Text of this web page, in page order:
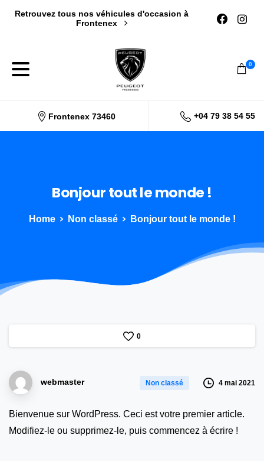
Retrouvez tous nos véhicules d'occasion à
Frontenex
0
Frontenex 73460 +04 79 38 54 55
Bonjourtoutlemonde !
Home Non classé Bonjour tout le monde !
0
webmaster Non classé 4 mai 2021
Bienvenue sur WordPress. Ceci est votre premier article.
Modifiez-le ou supprimez-le, puis commencez à écrire !